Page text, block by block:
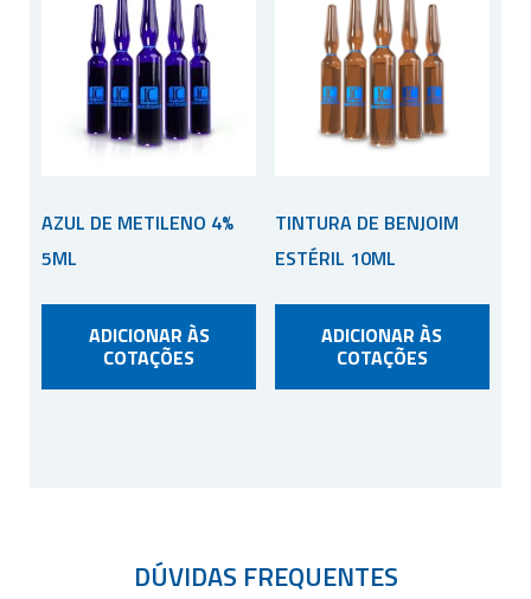
AZUL DE METILENO 4%
5ML
ADICIONAR ÀS
COTAÇÕES
TINTURA DE BENJOIM
ESTÉRIL 10ML
ADICIONAR ÀS
COTAÇÕES
DÚVIDAS FREQUENTES